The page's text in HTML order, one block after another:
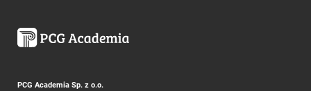
PCG Academia Sp. z o.o.